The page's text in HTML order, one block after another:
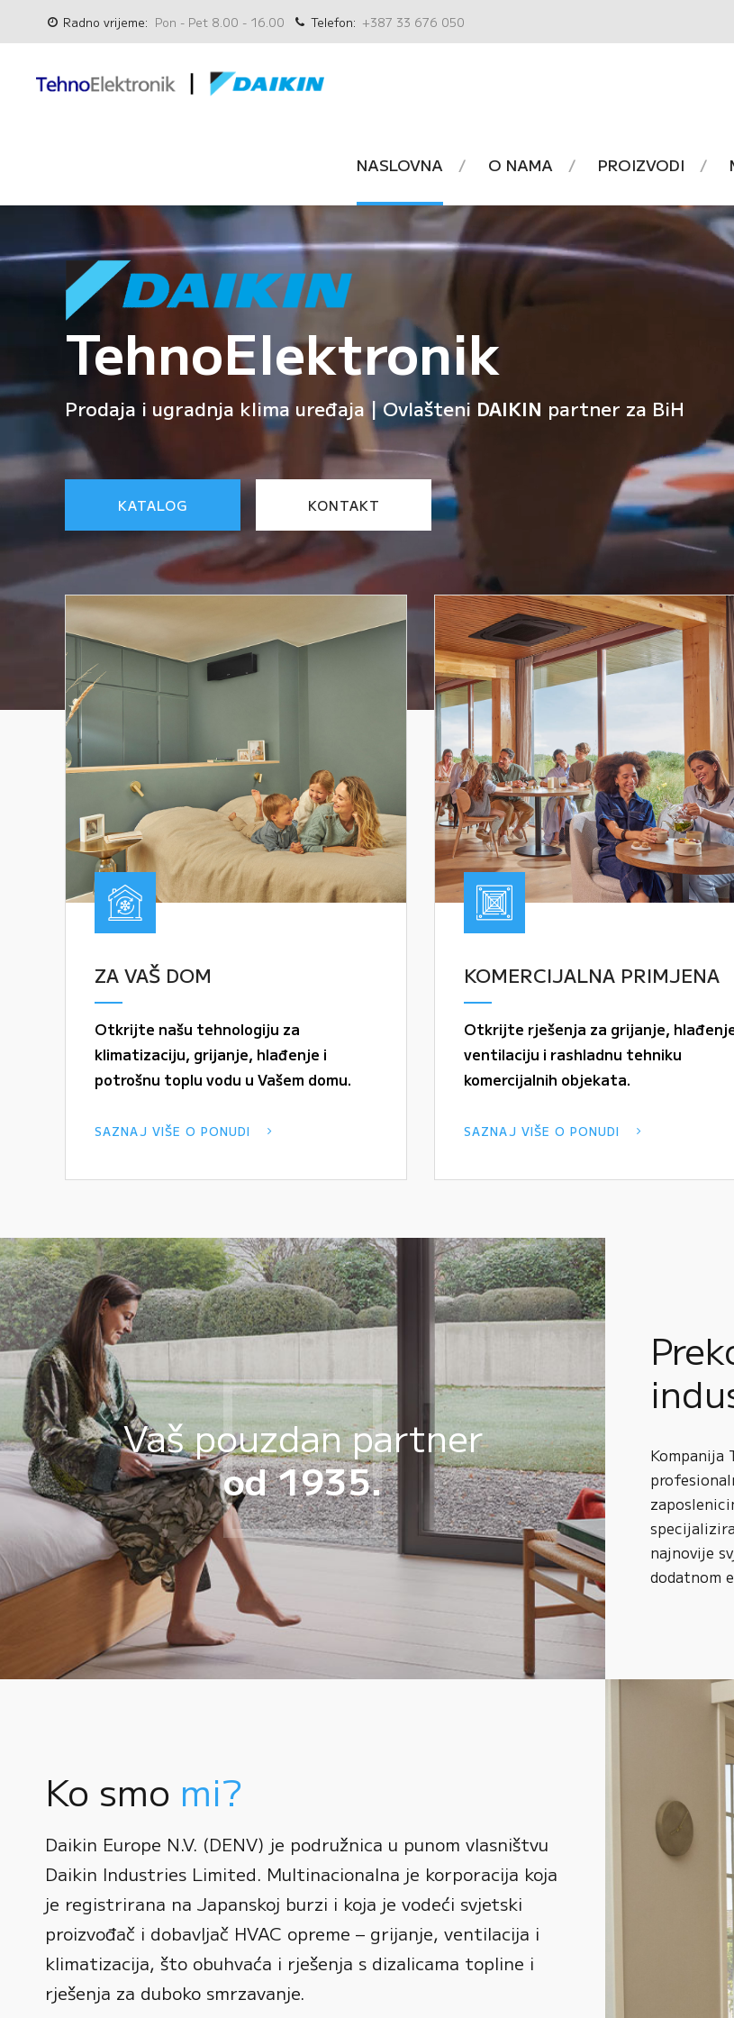
Radno vrijeme: Pon - Pet 8.00 - 16.00 Telefon: +387 33 676 050
NASLOVNA O NAMA PROIZVODI
TehnoElektronik
Prodaja i ugradnja klima uređaja | Ovlašteni DAIKIN partner za BiH
KATALOG KONTAKT
ZA VAŠ DOM
Otkrijte našu tehnologiju za
klimatizaciju, grijanje, hlađenje i
potrošnu toplu vodu u Vašem domu.
SAZNAJ VIŠE O PONUDI
KOMERCIJALNA PRIMJENA
Otkrijte rješenja za grijanje,
ventilaciju i rashladnu tehniku
komercijalnih objekata.
SAZNAJ VIŠE O PONUDI
Vaš pouzdan partner
od 1935.
Kompanija
najnovije
dodatnom
Ko smo mi?
Daikin Europe N.V. (DENV) je podružnica u punom vlasništvu
Daikin Industries Limited. Multinacionalna je korporacija koja
je registrirana na Japanskoj burzi i koja je vodeći svjetski
proizvođač i dobavljač HVAC opreme – grijanje, ventilacija i
klimatizacija, što obuhvaća i rješenja s dizalicama topline i
rješenja za duboko smrzavanje.
0
1
2
3
4
0
1
2
3
0
1
2
0